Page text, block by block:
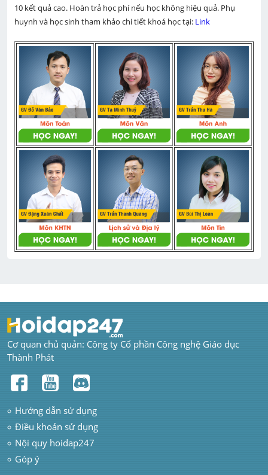
10 kết quả cao. Hoàn trả học phí nếu học không hiệu quả. Phụ
huynh và học sinh tham khảo chi tiết khoá học tại: Link
Cơ quan chủ quản: Công ty Cổ phần Công nghệ Giáo dục
Thành Phát
Hướng dẫn sử dụng
Điều khoản sử dụng
Nội quy hoidap247
Góp ý